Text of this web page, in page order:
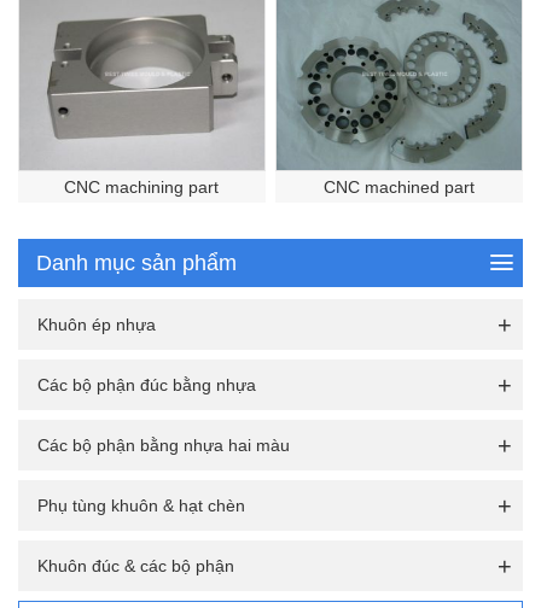
CNC machining part CNC machined part
Danh mục sản phẩm
Khuôn ép nhựa
Các bộ phận đúc bằng nhựa
Các bộ phận bằng nhựa hai màu
Phụ tùng khuôn & hạt chèn
Khuôn đúc & các bộ phận